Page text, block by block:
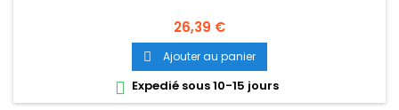
Prix
26,39 €
 Ajouter au panier
 Expedié sous 10-15 jours